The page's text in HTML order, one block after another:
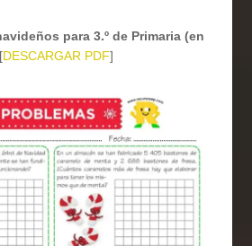
para 3.º de Primaria (en
[DESCARGAR PDF]